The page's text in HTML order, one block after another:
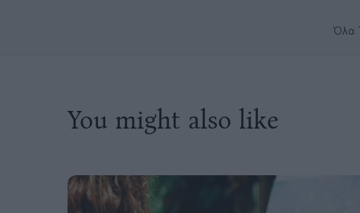
Όλα
You might also like